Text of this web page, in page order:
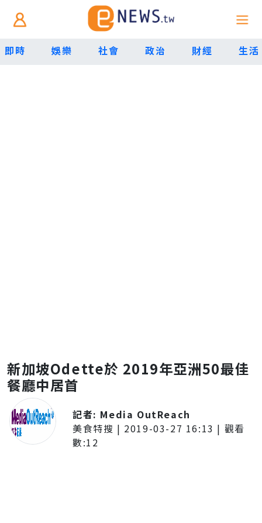
即時 娛樂 社會 政治 財經 生活
新加坡Odette於 2019年亞洲50最佳
餐廳中居首
記者: Media OutReach
美食特搜 | 2019-03-27 16:13 | 觀看
數:12